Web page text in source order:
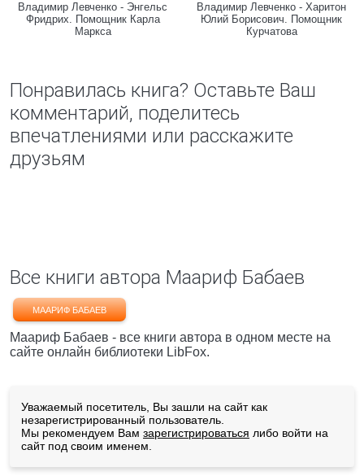
Владимир Левченко - Энгельс
Фридрих. Помощник Карла
Маркса
Владимир Левченко - Харитон
Юлий Борисович. Помощник
Курчатова
Понравилась книга? Оставьте Ваш
комментарий, поделитесь
впечатлениями или расскажите
друзьям
Все книги автора Маариф Бабаев
МААРИФ БАБАЕВ
Маариф Бабаев - все книги автора в одном месте на
сайте онлайн библиотеки LibFox.
Уважаемый посетитель, Вы зашли на сайт как
незарегистрированный пользователь.
Мы рекомендуем Вам зарегистрироваться либо войти на
сайт под своим именем.